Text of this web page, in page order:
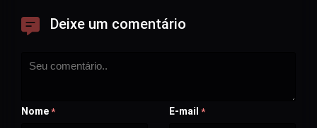
Deixe um comentário
Nome * E-mail *